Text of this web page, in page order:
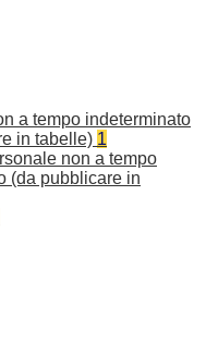
a tempo indeterminato
in tabelle) 1
non a tempo
(da pubblicare in